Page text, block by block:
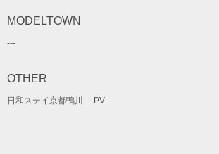
MODELTOWN
---
OTHER
日和ステイ京都鴨川— PV